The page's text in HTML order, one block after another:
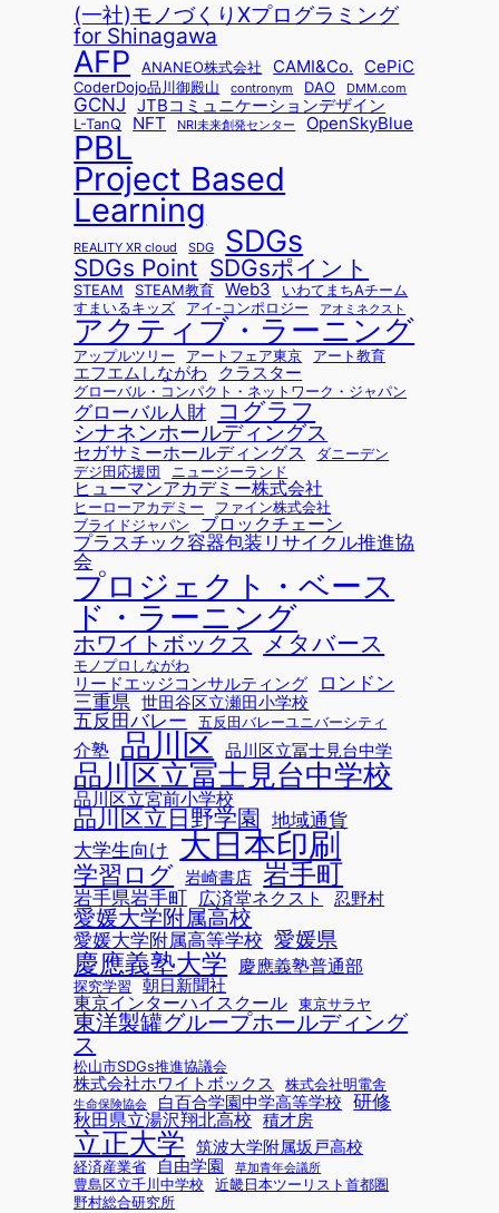
(一社)モノづくりXプログラミング
for Shinagawa
AFP ANANEO株式会社 CAMI&Co. CePiC
CoderDojo品川御殿山 contronym DAO DMM.com
GCNJ JTBコミュニケーションデザイン
L-TanQ NFT NRI未来創発センター OpenSkyBlue
PBL
Project Based
Learning
REALITY XR cloud SDG SDGs
SDGs Point SDGsポイント
STEAM STEAM教育 Web3
いわてまちAチーム
すまいるキッズ
アイ-コンポロジー アオミネクスト
アクティブ・ラーニング
アップルツリー アートフェア東京 アート教育
エフエムしながわ クラスター
グローバル・コンパクト・ネットワーク・ジャパン
グローバル人財 コグラフ
シナネンホールディングス
セガサミーホールディングス
ダニーデン
デジ田応援団
ニュージーランド
ヒューマンアカデミー株式会社
ヒーローアカデミー
ファイン株式会社
ブライドジャパン
ブロックチェーン
プラスチック容器包装リサイクル推進協
会
プロジェクト・ベース
ド・ラーニング
ホワイトボックス メタバース
モノプロしながわ
リードエッジコンサルティング
ロンドン
三重県 世田谷区立瀬田小学校
五反田バレー 五反田バレーユニバーシティ
介塾 品川区 品川区立冨士見台中学
品川区立冨士見台中学校
品川区立宮前小学校
品川区立日野学園
地域通貨
大学生向け
大日本印刷
学習ログ 岩崎書店 岩手町
岩手県岩手町 広済堂ネクスト 忍野村
愛媛大学附属高校
愛媛大学附属高等学校 愛媛県
慶應義塾大学 慶應義塾普通部
探究学習 朝日新聞社
東京インターハイスクール 東京サラヤ
東洋製罐グループホールディング
ス
松山市SDGs推進協議会
株式会社ホワイトボックス 株式会社明電舎
生命保険協会 白百合学園中学高等学校 研修
秋田県立湯沢翔北高校 積才房
立正大学 筑波大学附属坂戸高校
経済産業省 自由学園 草加青年会議所
豊島区立千川中学校
近畿日本ツーリスト首都圏
野村総合研究所